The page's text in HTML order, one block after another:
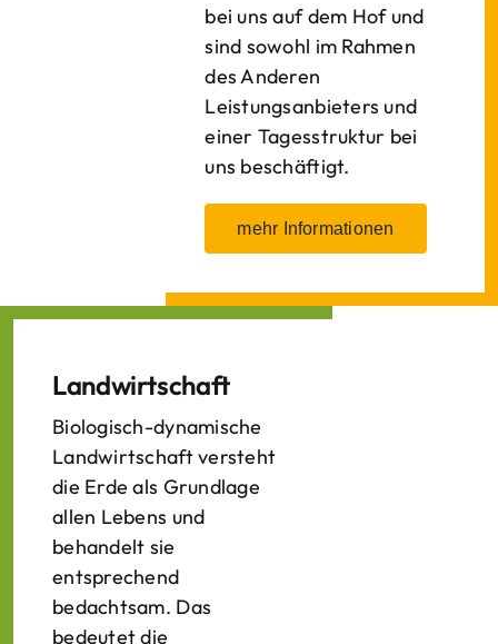
bei uns auf dem Hof und
sind sowohl im Rahmen
des Anderen
Leistungsanbieters und
einer Tagesstruktur bei
uns beschäftigt.
mehr Informationen
Landwirtschaft
Biologisch-dynamische
Landwirtschaft versteht
die Erde als Grundlage
allen Lebens und
behandelt sie
entsprechend
bedachtsam. Das
bedeutet die